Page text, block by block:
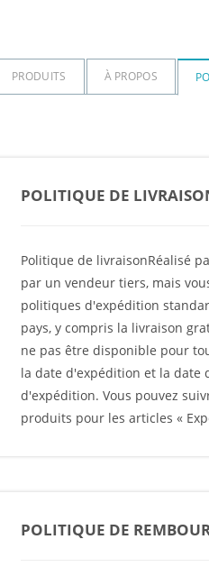
PRODUITS À PROPOS
POLITIQUE DE
Politique de livraisonRéalisé
par un vendeur tiers, mais
politiques d'expédition
pays, y compris la livraison
ne pas être disponible pour
la date d'expédition et la date
d'expédition. Vous pouvez
produits pour les articles «
POLITIQUE DE